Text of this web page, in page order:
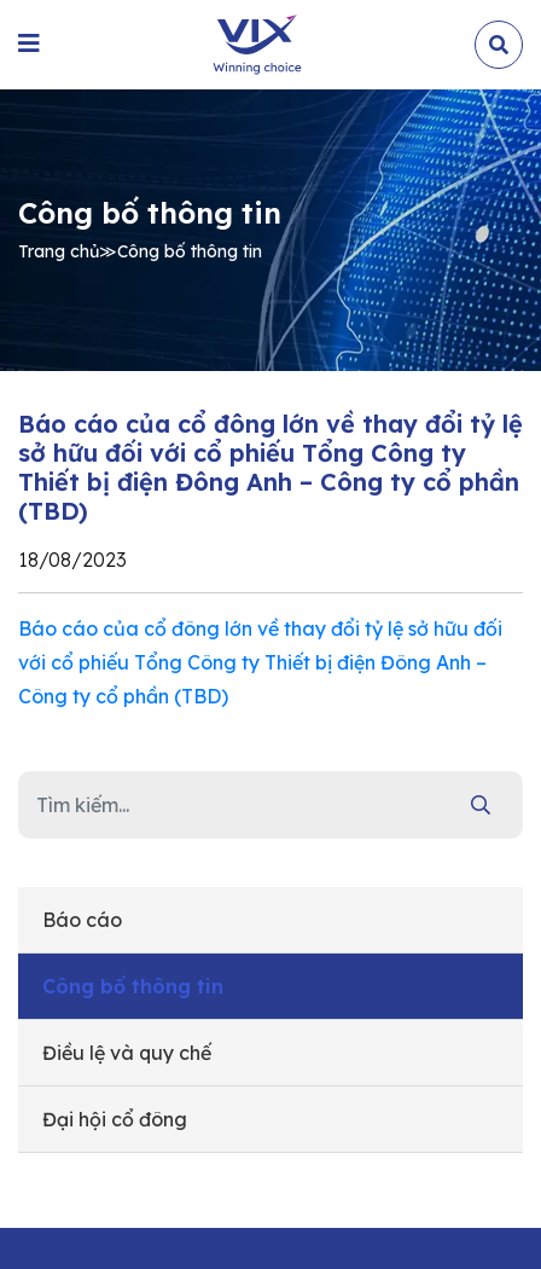
Công bố thông tin
Trang chủ≫Công bố thông tin
Báo cáo
Công bố thông tin
Điều lệ và quy chế
Đại hội cổ đông
Báo cáo của cổ đông lớn về thay đổi tỷ lệ
sở hữu đối với cổ phiếu Tổng Công ty
Thiết bị điện Đông Anh – Công ty cổ phần
(TBD)
18/08/2023
Báo cáo của cổ đông lớn về thay đổi tỷ lệ sở hữu đối
với cổ phiếu Tổng Công ty Thiết bị điện Đông Anh –
Công ty cổ phần (TBD)